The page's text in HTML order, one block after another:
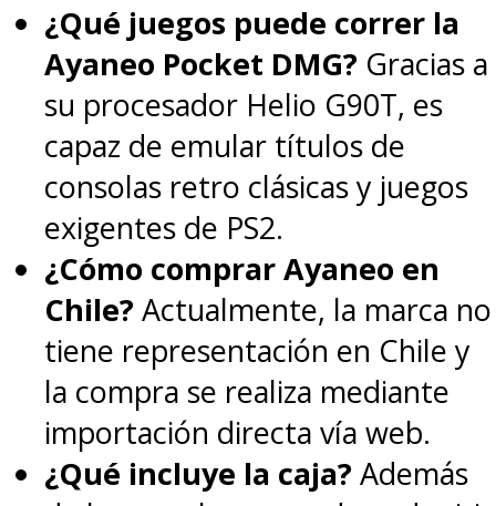
¿Qué juegos puede correr la
Ayaneo Pocket DMG? Gracias a
su procesador Helio G90T, es
capaz de emular títulos de
consolas retro clásicas y juegos
exigentes de PS2.
¿Cómo comprar Ayaneo en
Chile? Actualmente, la marca no
tiene representación en Chile y
la compra se realiza mediante
importación directa vía web.
¿Qué incluye la caja? Además